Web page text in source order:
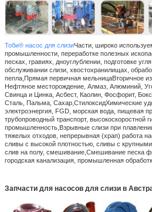
Тоби® насос для слизиЧасти, широко
промышленности, переработке полезных
песках, гравиях, дноуглублении, подготовке
обслуживании слизи, хвостохранилищах,
пепла,Прямая первичная мельницаВторичное
Нефтяное месторождение, Алмаз, Алюминий,
Свинца и Цинка, Асбест, Каолин, Фосфорит,
Сталь, Пальма, Сахар,СтилоксидХимические
электроэнергия, FGD, морская вода, пищевая
трубопроводный транспорт, высокоскоростной
промышленность,Взрывные слизи при
тяжелых отходов, непрерывная (храп) работа
сливы с высокой плотностью, сливы с
слив на полу, смешивание,Смешивание песка
городская канализация, промышленная
Запчасти для насосов для слизи в